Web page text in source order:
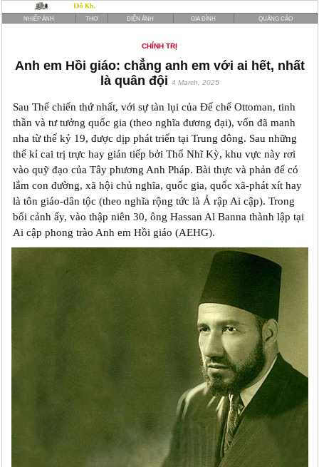
NHIẾP ẢNH THƠ ĐIỆN ẢNH GIA ĐÌNH QUẢNG CÁO
CHÍNH TRỊ
Anh em Hồi giáo: chẳng anh em với ai hết, nhất
là quân đội 4 March, 2025
Sau Thế chiến thứ nhất, với sự tàn lụi của Đế chế Ottoman, tinh
thần và tư tưởng quốc gia (theo nghĩa đương đại), vốn đã manh
nha từ thế kỷ 19, được dịp phát triển tại Trung đông. Sau những
thế kỉ cai trị trực hay gián tiếp bởi Thổ Nhĩ Kỳ, khu vực này rơi
vào quỹ đạo của Tây phương Anh Pháp. Bài thực và phản đế có
lắm con đường, xã hội chủ nghĩa, quốc gia, quốc xã-phát xít hay
là tôn giáo-dân tộc (theo nghĩa rộng tức là Ả rập Ai cập). Trong
bối cảnh ấy, vào thập niên 30, ông Hassan Al Banna thành lập tại
Ai cập phong trào Anh em Hồi giáo (AEHG).